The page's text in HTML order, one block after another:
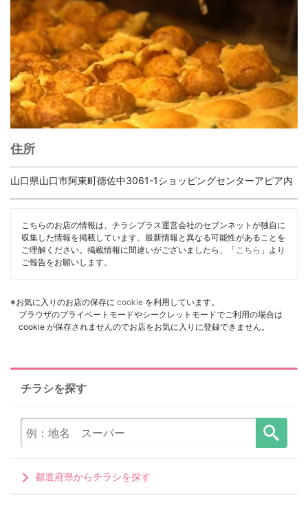
住所
山口県山口市阿東町徳佐中3061-1ショッピングセンターアピア内
こちらのお店の情報は、チラシプラス運営会社のセブンネットが独自に
収集した情報を掲載しています。最新情報と異なる可能性があることを
ご理解ください。掲載情報に間違いがございましたら、「 こちら 」より
ご報告をお願いします。
※お気に入りのお店の保存に cookie を利用しています。
ブラウザのプライベートモードやシークレットモードでご利用の場合は
cookie が保存されませんのでお店をお気に入りに登録できません。
チラシを探す
都道府県からチラシを探す